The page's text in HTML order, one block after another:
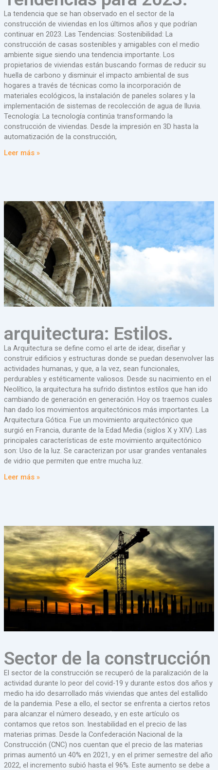
La tendencia que se han observado en el sector de la
construcción de viviendas en los últimos años y que podrían
continuar en 2023. Las Tendencias: Sostenibilidad: La
construcción de casas sostenibles y amigables con el medio
ambiente sigue siendo una tendencia importante. Los
propietarios de viviendas están buscando formas de reducir su
huella de carbono y disminuir el impacto ambiental de sus
hogares a través de técnicas como la incorporación de
materiales ecológicos, la instalación de paneles solares y la
implementación de sistemas de recolección de agua de lluvia.
Tecnología: La tecnología continúa transformando la
construcción de viviendas. Desde la impresión en 3D hasta la
automatización de la construcción,
Leer más »
arquitectura: Estilos.
La Arquitectura se define como el arte de idear, diseñar y
construir edificios y estructuras donde se puedan desenvolver las
actividades humanas, y que, a la vez, sean funcionales,
perdurables y estéticamente valiosos. Desde su nacimiento en el
Neolítico, la arquitectura ha sufrido distintos estilos que han ido
cambiando de generación en generación. Hoy os traemos cuales
han dado los movimientos arquitectónicos más importantes. La
Arquitectura Gótica. Fue un movimiento arquitectónico que
surgió en Francia, durante de la Edad Media (siglos X y XIV). Las
principales características de este movimiento arquitectónico
son: Uso de la luz. Se caracterizan por usar grandes ventanales
de vidrio que permiten que entre mucha luz.
Leer más »
Sector de la construcción
El sector de la construcción se recuperó de la paralización de la
actividad durante lo peor del covid-19 y durante estos dos años y
medio ha ido desarrollado más viviendas que antes del estallido
de la pandemia. Pese a ello, el sector se enfrenta a ciertos retos
para alcanzar el número deseado, y en este artículo os
contamos que retos son. Inestabilidad en el precio de las
materias primas. Desde la Confederación Nacional de la
Construcción (CNC) nos cuentan que el precio de las materias
primas aumentó un 40% en 2021, y en el primer semestre del año
2022, el incremento subió hasta el 96%. Este aumento se debe a